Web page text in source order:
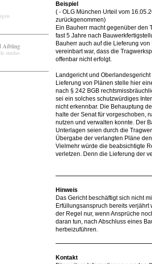
Aibling
studio
Beispiel
( - OLG München Urteil vom
zurückgenommen)
Ein Bauherr macht gegenüber den
fast 5 Jahre nach
Bauherr auch auf die Lieferung
vereinbart war, dass die
offenbar nicht erfolgt.
Landgericht und
Lieferung von Plänen stelle hier
nach § 242 BGB
sei ein solches schutzwürdiges
nicht erkennbar. Die Behauptung
halte der Senat für vorgeschoben,
nutzen und verwalten konnte. Der
Unterlagen seien durch die
Übergabe der verlangten Pläne
Vielmehr würde die beabsichtigte
verletzen. Denn die Lieferung der
Hinweis
Das Gericht beschäftigt sich nicht
Erfüllungsanspruch bereits
der Regel nur, wenn Ansprüche
daran tun, nach Abschluss eines
herbeizuführen.
Kontakt